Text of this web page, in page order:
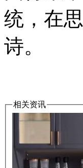
统，在
诗。
相关资讯